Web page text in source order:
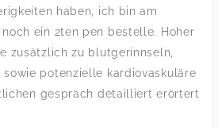
haben, ich bin am
ein 2ten pen bestelle. Hoher
zusätzlich zu blutgerinnseln,
potenzielle kardiovaskuläre
gespräch detailliert erörtert